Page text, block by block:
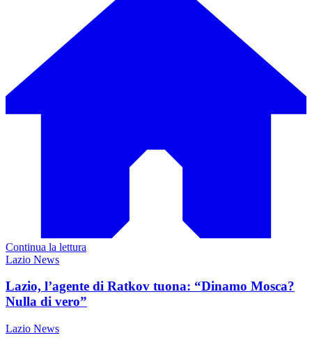
Continua la lettura
Lazio News
Lazio, l’agente di Ratkov tuona: “Dinamo Mosca?
Nulla di vero”
Lazio News